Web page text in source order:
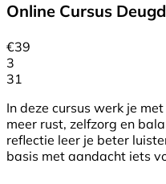
Online Cursus
€39
3
31
In deze cursus werk je
meer rust, zelfzorg en
reflectie leer je beter
basis met aandacht iets